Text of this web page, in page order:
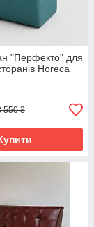
"Перфекто" для
Horeca
550 ₴